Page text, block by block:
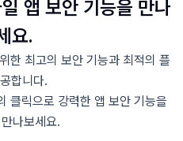
앱 보안 기능을 만나
요.
한 최고의 보안 기능과 최적의 플
합니다.
클릭으로 강력한 앱 보안 기능을
나보세요.